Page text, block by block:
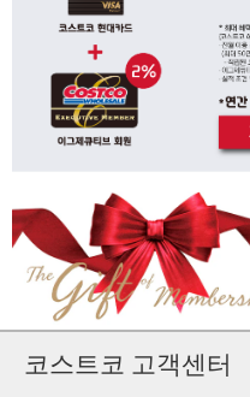
코스트코 고객센터